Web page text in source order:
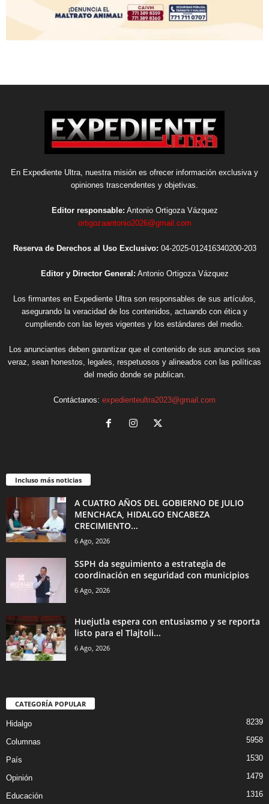
En Expediente Ultra, nuestra misión es ofrecer información exclusiva y
opiniones trascendentes y objetivas.
Editor responsable: Antonio Ortigoza Vázquez
ortigozaantonio2026@gmail.com
Reserva de Derechos al Uso Exclusivo: 04-2025-012416340200-203
Editor y Director General: Antonio Ortigoza Vázquez
Los firmantes en Expediente Ultra son responsables de sus artículos,
asegurando la veracidad de los contenidos, actuando con ética y
cumpliendo con las leyes vigentes y los estándares del medio.
Los anunciantes deben garantizar que el contenido de sus anuncios sea
veraz, sean honestos, legales, respetuosos y alineados con las políticas
del medio donde se publican.
Contáctanos: expedienteultra2023@gmail.com
Incluso más noticias
A CUATRO AÑOS DEL GOBIERNO DE JULIO
MENCHACA, HIDALGO ENCABEZA
CRECIMIENTO...
6 Ago, 2026
SSPH da seguimiento a estrategia de
coordinación en seguridad con municipios
6 Ago, 2026
Huejutla espera con entusiasmo y se reporta
listo para el Tlajtoli...
6 Ago, 2026
CATEGORÍA POPULAR
Hidalgo 8239
Columnas 5958
País 1530
Opinión 1479
Educación 1316